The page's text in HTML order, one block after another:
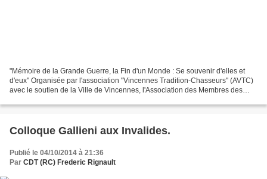
"Mémoire de la Grande Guerre, la Fin d'un Monde : Se souvenir d'elles et
d'eux" Organisée par l'association "Vincennes Tradition-Chasseurs" (AVTC)
avec le soutien de la Ville de Vincennes, l'Association des Membres des
Colloque Gallieni aux Invalides.
Publié le 04/10/2014 à 21:36
Par CDT (RC) Frederic Rignault